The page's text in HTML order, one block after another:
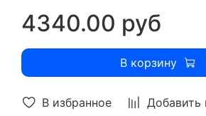
В избранное Добавить
4340.00 руб
В корзину